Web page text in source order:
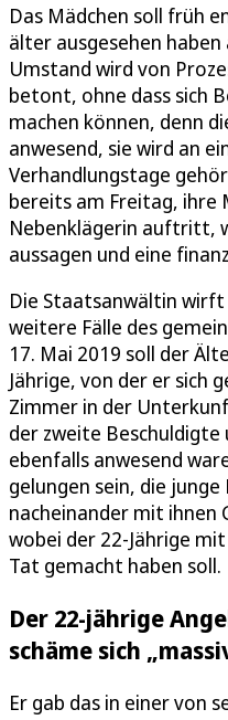
Das Mädchen soll früh
älter ausgesehen
Umstand wird von
betont, ohne dass sich
machen können, denn
anwesend, sie wird an
Verhandlungstage
bereits am Freitag, ihre
Nebenklägerin auftritt,
aussagen und eine
Die Staatsanwältin
weitere Fälle des
17. Mai 2019 soll der
Jährige, von der er sich
Zimmer in der
der zweite
ebenfalls anwesend
gelungen sein, die
nacheinander mit ihnen
wobei der 22-Jährige
Tat gemacht haben soll.
Der 22-jährige
schäme sich
Er gab das in einer von